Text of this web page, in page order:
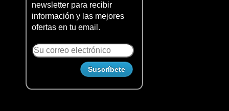
newsletter para recibir
información y las mejores
ofertas en tu email.